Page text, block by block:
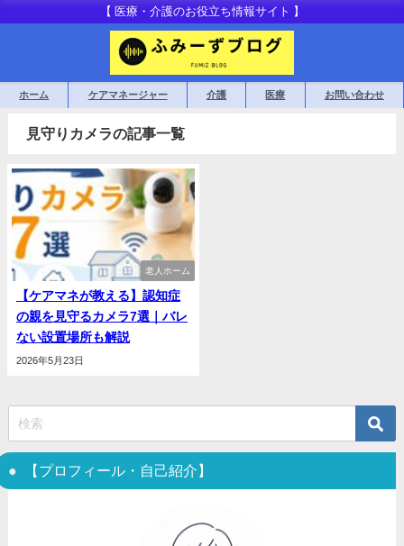
【 医療・介護のお役立ち情報サイト 】
ホーム ケアマネージャー 介護 医療 お問い合わせ
見守りカメラの記事一覧
老人ホーム
【ケアマネが教える】認知症
の親を見守るカメラ7選｜バレ
ない設置場所も解説
2026年5月23日
【プロフィール・自己紹介】